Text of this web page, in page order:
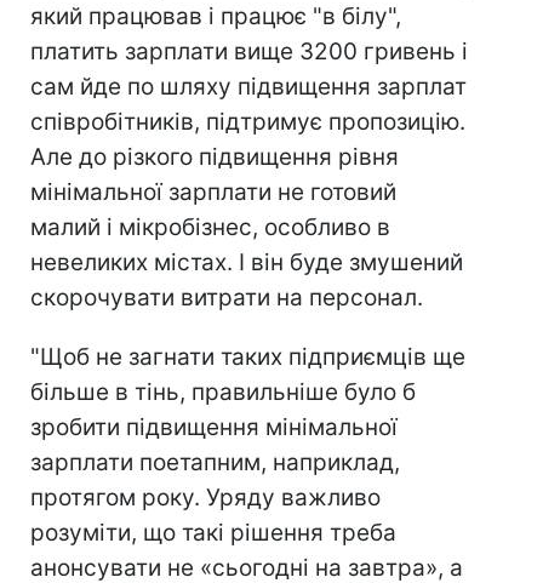
який працював і працює "в білу",
платить зарплати вище 3200 гривень і
сам йде по шляху підвищення зарплат
співробітників, підтримує пропозицію.
Але до різкого підвищення рівня
мінімальної зарплати не готовий
малий і мікробізнес, особливо в
невеликих містах. І він буде змушений
скорочувати витрати на персонал.
"Щоб не загнати таких підприємців ще
більше в тінь, правильніше було б
зробити підвищення мінімальної
зарплати поетапним, наприклад,
протягом року. Уряду важливо
розуміти, що такі рішення треба
анонсувати не «сьогодні на завтра», а